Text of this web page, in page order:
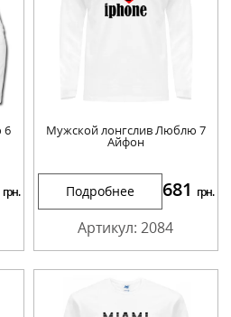
6
грн.
Мужской лонгслив Люблю 7
Айфон
Подробнее 681 грн.
Артикул: 2084